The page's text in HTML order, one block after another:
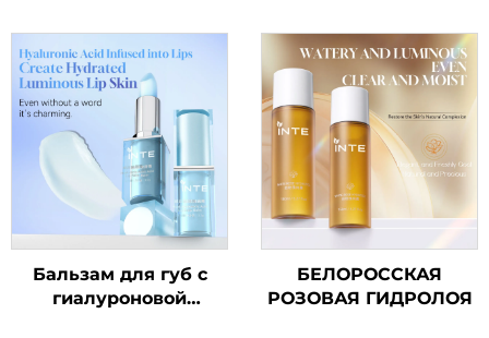
крем SPF50+ PA++++
Бальзам для губ с
гиалуроновой
БЕЛОРОССКАЯ
РОЗОВАЯ ГИДРОЛОЯ